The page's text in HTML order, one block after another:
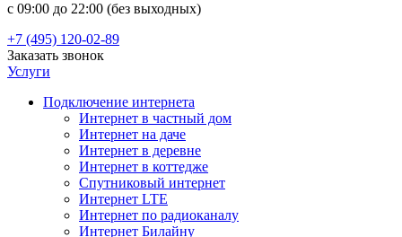
с 09:00 до 22:00 (без выходных)
+7 (495) 120-02-89
Заказать звонок
Услуги
Подключение интернета
Интернет в частный дом
Интернет на даче
Интернет в деревне
Интернет в коттедже
Спутниковый интернет
Интернет LTE
Интернет по радиоканалу
Интернет Билайну